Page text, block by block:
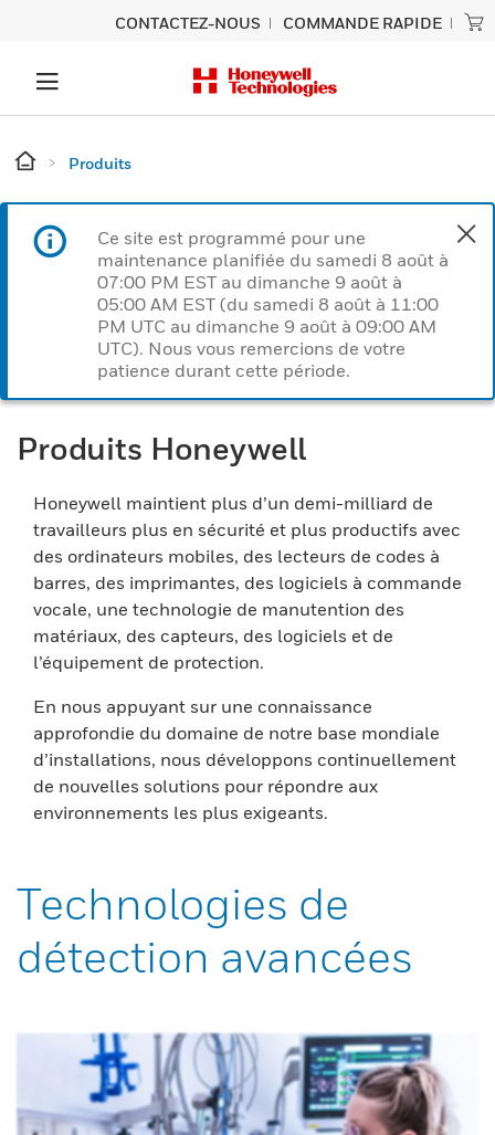
CONTACTEZ-NOUS COMMANDE RAPIDE
Produits
Ce site est programmé pour une
maintenance planifiée du samedi 8 août à
07:00 PM EST au dimanche 9 août à
05:00 AM EST (du samedi 8 août à 11:00
PM UTC au dimanche 9 août à 09:00 AM
UTC). Nous vous remercions de votre
patience durant cette période.
Produits Honeywell
Honeywell maintient plus d’un demi-milliard de
travailleurs plus en sécurité et plus productifs avec
des ordinateurs mobiles, des lecteurs de codes à
barres, des imprimantes, des logiciels à commande
vocale, une technologie de manutention des
matériaux, des capteurs, des logiciels et de
l’équipement de protection.
En nous appuyant sur une connaissance
approfondie du domaine de notre base mondiale
d’installations, nous développons continuellement
de nouvelles solutions pour répondre aux
environnements les plus exigeants.
Technologies de
détection avancées